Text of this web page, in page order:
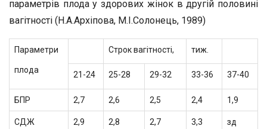
параметрів плода у здорових жінок в другій половині
вагітності (Н.А.Архіпова, М.І.Солонець, 1989)
Параметри
плода
Строк вагітності, тиж.
21-24 25-28 29-32 33-36 37-40
БПР 2,7 2,6 2,5 2,4 1,9
СДЖ 2,9 2,8 2,7 3,3 зд